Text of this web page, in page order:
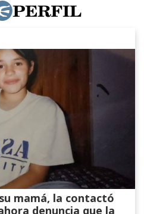
mamá, la contactó
denuncia que la